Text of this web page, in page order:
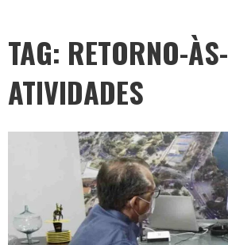
TAG: RETORNO-ÀS-
ATIVIDADES